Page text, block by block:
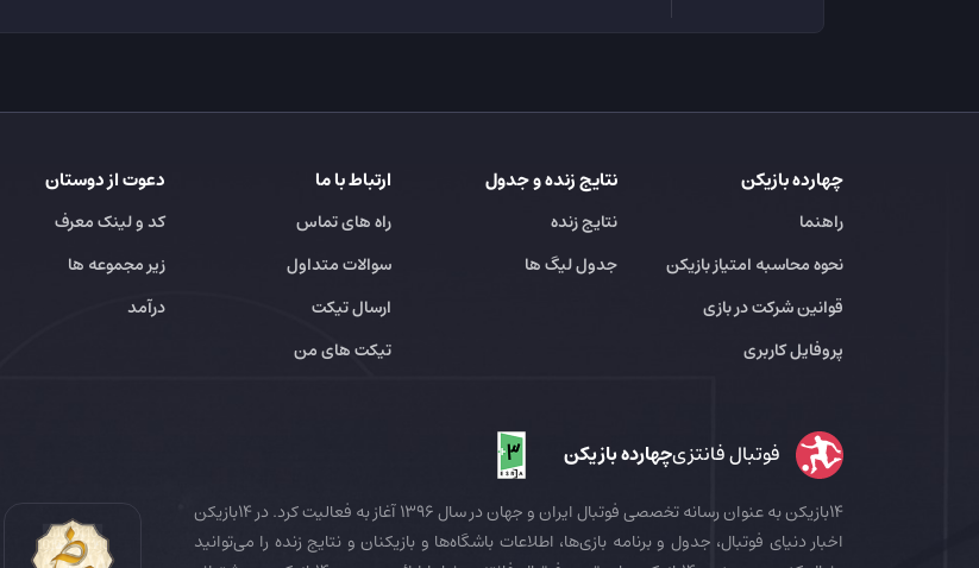
چهارده بازیکن
راهنما
نحوه محاسبه امتیاز بازیکن
قوانین شرکت در بازی
پروفایل کاربری
نتایج زنده و جدول
نتایج زنده
جدول لیگ ها
ارتباط با ما
راه های تماس
سوالات متداول
ارسال تیکت
تیکت های من
دعوت از دوستان
کد و لینک معرف
زیر مجموعه ها
درآمد
فوتبال فانتزیچهارده بازیکن
14بازیکن به عنوان رسانه تخصصی فوتبال ایران و جهان در سال 1396 آغاز به فعالیت کرد. در 14بازیکن
اخبار دنیای فوتبال، جدول و برنامه بازی‌ها، اطلاعات باشگاه‌ها و بازیکنان و نتایج زنده را می‌توانید